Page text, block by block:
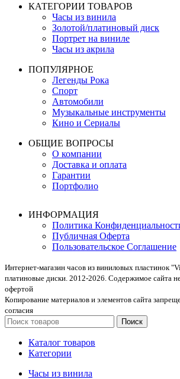
КАТЕГОРИИ ТОВАРОВ
Часы из винила
Золотой/платиновый диск
Портрет на виниле
Часы из акрила
ПОПУЛЯРНОЕ
Легенды Рока
Спорт
Автомобили
Музыкальные инструменты
Кино и Сериалы
ОБЩИЕ ВОПРОСЫ
О компании
Доставка и оплата
Гарантии
Портфолио
ИНФОРМАЦИЯ
Политика
Публичная Оферта
Пользовательское Соглашение
Интернет-магазин часов из виниловых пластинок
платиновые диски. 2012-2026. Содержимое сайта
офертой
Копирование материалов и элементов сайта
согласия
Поиск
Каталог товаров
Категории
Часы из винила